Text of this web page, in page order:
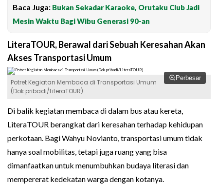
Baca Juga: Bukan Sekadar Karaoke, Orutaku Club Jadi
Mesin Waktu Bagi Wibu Generasi 90-an
LiteraTOUR, Berawal dari Sebuah Keresahan Akan
Akses Transportasi Umum
Perbesar
Potret Kegiatan Membaca di Transportasi Umum
(Dok.pribadi/LiteraTOUR)
Di balik kegiatan membaca di dalam bus atau kereta,
LiteraTOUR berangkat dari keresahan terhadap kehidupan
perkotaan. Bagi Wahyu Novianto, transportasi umum tidak
hanya soal mobilitas, tetapi juga ruang yang bisa
dimanfaatkan untuk menumbuhkan budaya literasi dan
mempererat kedekatan warga dengan kotanya.